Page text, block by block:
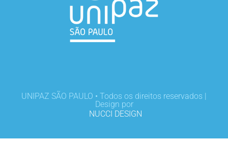
UNIPAZ SÃO PAULO • Todos os direitos reservados |
Design por
NUCCI DESIGN